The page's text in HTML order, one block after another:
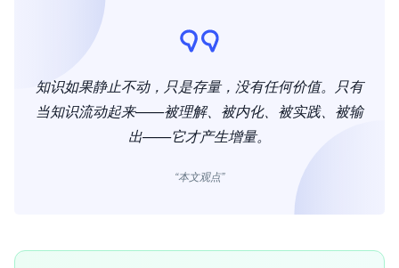
知识如果静止不动，只是存量，没有任何价值。只有
当知识流动起来——被理解、被内化、被实践、被输
出——它才产生增量。
“本文观点”